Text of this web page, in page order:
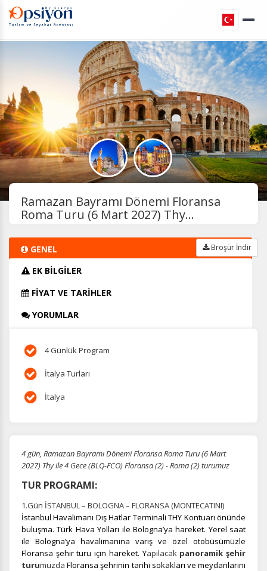
Ramazan Bayramı Dönemi Floransa
Roma Turu (6 Mart 2027) Thy...
GENEL
EK BİLGİLER
FİYAT VE TARİHLER
YORUMLAR
Broşür İndir
4 Günlük Program
İtalya Turları
İtalya
4 gün, Ramazan Bayramı Dönemi Floransa Roma Turu (6 Mart
2027) Thy ile 4 Gece (BLQ-FCO) Floransa (2) - Roma (2) turumuz
TUR PROGRAMI:
1.Gün İSTANBUL – BOLOGNA – FLORANSA (MONTECATINI)
İstanbul Havalimanı Dış Hatlar Terminali THY Kontuarı önünde
buluşma. Türk Hava Yolları ile Bologna’ya hareket. Yerel saat
ile Bologna’ya havalimanına varış ve özel otobüsümüzle
Floransa şehir turu için hareket. Yapılacak panoramik şehir
turumuzdaFloransa şehrinin tarihi sokakları ve meydanlarını